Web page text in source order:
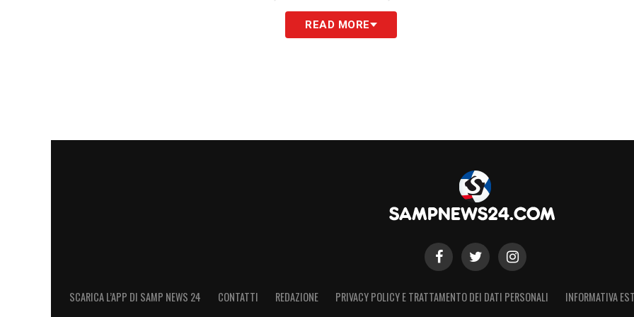
READ MORE
SCARICA L’APP DI SAMP NEWS 24 CONTATTI REDAZIONE PRIVACY POLICY E TRATTAMENTO DEI DATI PERSONALI INFORMATIVA